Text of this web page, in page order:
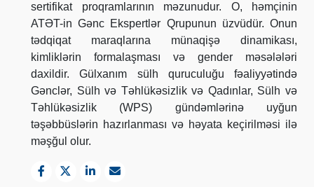
sertifikat proqramlarının məzunudur. O, həmçinin
ATƏT-in Gənc Ekspertlər Qrupunun üzvüdür. Onun
tədqiqat maraqlarına münaqişə dinamikası,
kimliklərin formalaşması və gender məsələləri
daxildir. Gülxanım sülh quruculuğu fəaliyyətində
Gənclər, Sülh və Təhlükəsizlik və Qadınlar, Sülh və
Təhlükəsizlik (WPS) gündəmlərinə uyğun
təşəbbüslərin hazırlanması və həyata keçirilməsi ilə
məşğul olur.